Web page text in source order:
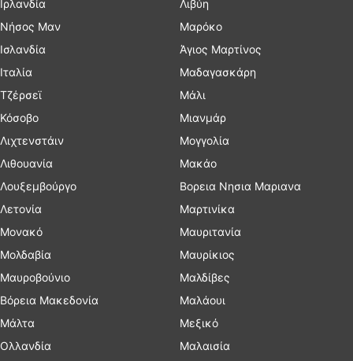
Ιρλανδία
Νήσος Μαν
Ισλανδία
Ιταλία
Τζέρσεϊ
Κόσοβο
Λιχτενστάιν
Λιθουανία
Λουξεμβούργο
Λετονία
Μονακό
Μολδαβία
Μαυροβούνιο
Βόρεια Μακεδονία
Μάλτα
Ολλανδία
Λιβύη
Μαρόκο
Άγιος Μαρτίνος
Μαδαγασκάρη
Μάλι
Μιανμάρ
Μογγολία
Μακάο
Βορεια Νησια Μαριανα
Μαρτινίκα
Μαυριτανία
Μαυρίκιος
Μαλδίβες
Μαλάουι
Μεξικό
Μαλαισία